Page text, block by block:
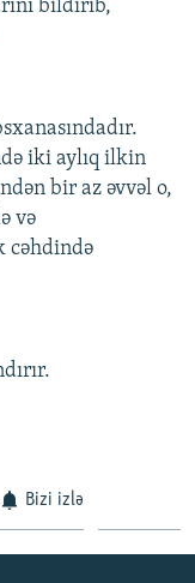
bildirib,
iki aylıq ilkin
bir az əvvəl o,
və
cəhdində
Bizi izlə